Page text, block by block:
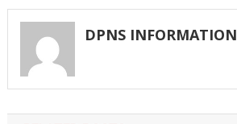
navigation
DPNS INFORMATION